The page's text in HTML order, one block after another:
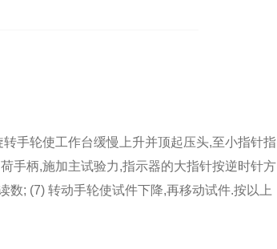
手轮使工作台缓慢上升并顶起压头,至小指针指
手柄,施加主试验力,指示器的大指针按逆时针方
数; (7) 转动手轮使试件下降,再移动试件.按以上